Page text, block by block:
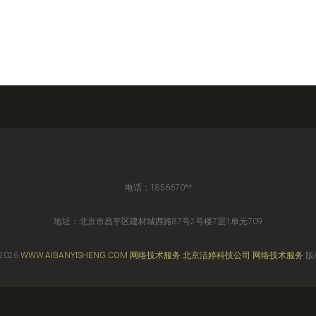
电话：1856670**
地址：北京市昌平区建材城西路87号2号楼7层1单元709
WWW.AIBANYISHENG.COM 网络技术服务 北京洁婷科技公司 网络技术服务